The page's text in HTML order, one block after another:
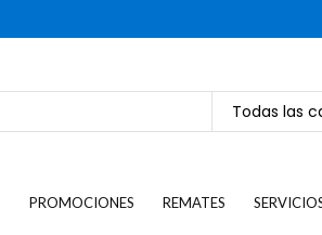
Todas las
PROMOCIONES REMATES